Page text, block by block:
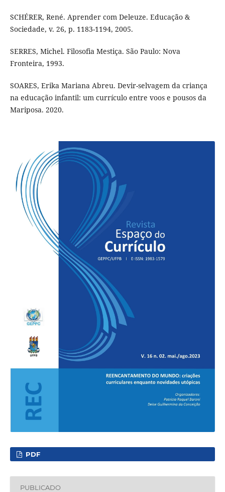
SCHÉRER, René. Aprender com Deleuze. Educação &
Sociedade, v. 26, p. 1183-1194, 2005.
SERRES, Michel. Filosofia Mestiça. São Paulo: Nova
Fronteira, 1993.
SOARES, Erika Mariana Abreu. Devir-selvagem da criança
na educação infantil: um currículo entre voos e pousos da
Mariposa. 2020.
PDF
PUBLICADO